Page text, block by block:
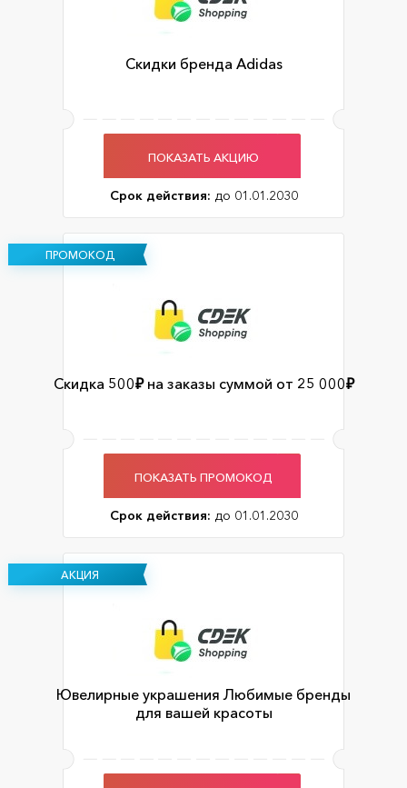
Скидки бренда Adidas
ПОКАЗАТЬ АКЦИЮ
Срок действия: до 01.01.2030
ПРОМОКОД
Скидка 500₽ на заказы суммой от 25 000₽
ПОКАЗАТЬ ПРОМОКОД
Срок действия: до 01.01.2030
АКЦИЯ
Ювелирные украшения Любимые бренды
для вашей красоты